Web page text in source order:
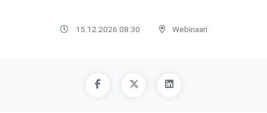
15.12.2026 08:30 Webinaari